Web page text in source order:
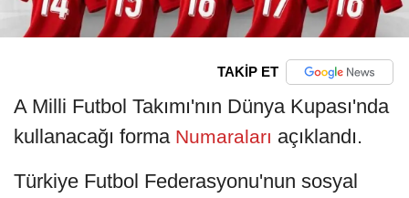
TAKİP ET
A Milli Futbol Takımı'nın Dünya Kupası'nda
kullanacağı forma Numaraları açıklandı.
Türkiye Futbol Federasyonu'nun sosyal